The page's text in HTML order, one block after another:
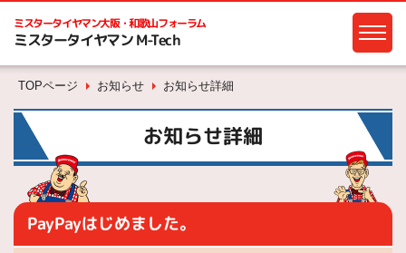
ミスタータイヤマン大阪・和歌山フォーラム
ミスタータイヤマン M-Tech
TOPページ お知らせ お知らせ詳細
お知らせ詳細
PayPayはじめました。